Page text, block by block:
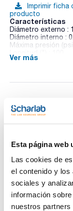
Esta página web
Las cookies de
el contenido y los
sociales y
información
nuestros
Imprimir ficha
producto
Características
Diámetro externo :
Diámetro interno :
Máxima presión
Código color :
Las tuberías de
tuberías de acero
Estas tuberías
continuo,
comunes. Bioinerte
industria para una
colorantes de
internos precisos.
Ver más
TDS / Ficha
Regístrate para
descargas
SDS/ Hoja de
Regístrate para
descargas
Los